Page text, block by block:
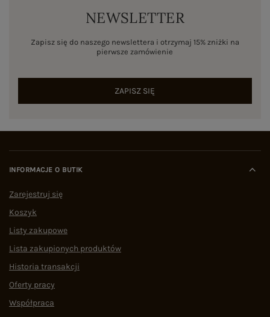
NEWSLETTER
Zapisz się do naszego newslettera i otrzymaj 15% zniżki na
pierwsze zamówienie
ZAPISZ SIĘ
INFORMACJE O BUTIK
Zarejestruj się
Koszyk
Listy zakupowe
Lista zakupionych produktów
Historia transakcji
Oferty pracy
Współpraca